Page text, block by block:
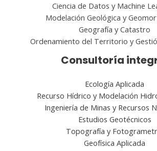
Ciencia de Datos y Machine
Modelación Geológica y
Geografía y Catastro
Ordenamiento del Territorio y
Consultoría
Ecología Aplicada
Recurso Hídrico y Modelación
Ingeniería de Minas y Recursos
Estudios Geotécnicos
Topografía y
Geofísica Aplicada